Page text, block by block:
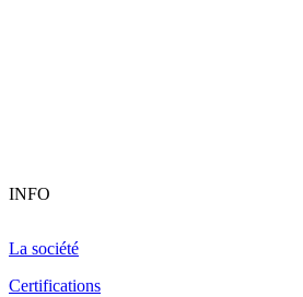
INFO
La société
Certifications